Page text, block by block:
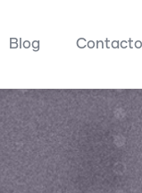
Blog Contacto